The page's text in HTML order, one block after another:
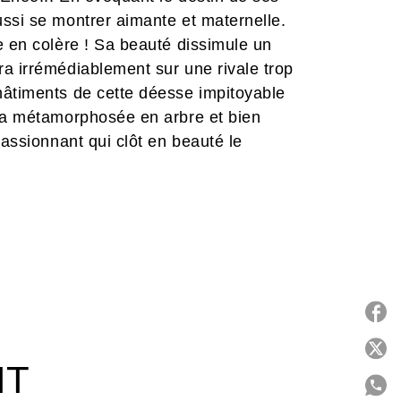
se montrer aimante et maternelle.
colère ! Sa beauté dissimule un
irrémédiablement sur une rivale trop
de cette déesse impitoyable
métamorphosée en arbre et bien
qui clôt en beauté le